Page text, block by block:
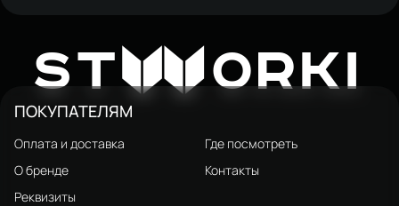
STW ORKI
ПОКУПАТЕЛЯМ
Оплата и доставка
Где посмотреть
О бренде
Контакты
Реквизиты